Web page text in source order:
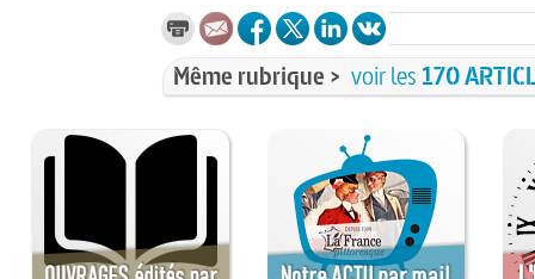
Même rubrique > voir les 170